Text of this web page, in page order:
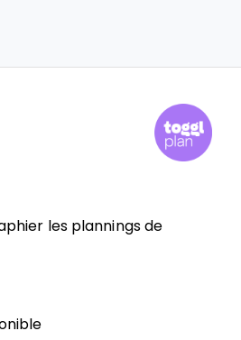
les plannings de